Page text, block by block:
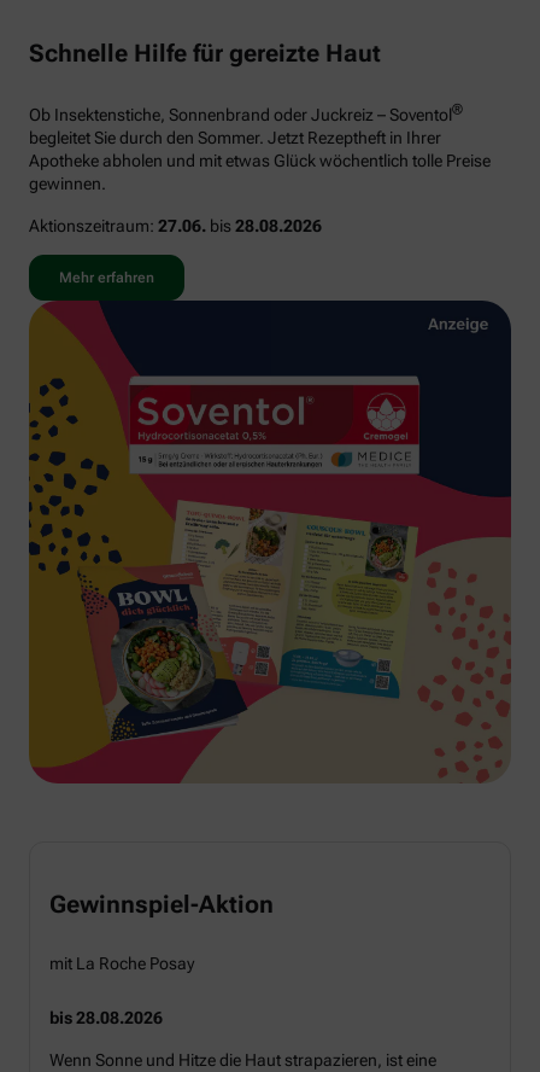
Schnelle Hilfe für gereizte Haut
Ob Insektenstiche, Sonnenbrand oder Juckreiz – Soventol®
begleitet Sie durch den Sommer. Jetzt Rezeptheft in Ihrer
Apotheke abholen und mit etwas Glück wöchentlich tolle Preise
gewinnen.
Aktionszeitraum: 27.06. bis 28.08.2026
Mehr erfahren
Gewinnspiel-Aktion
mit La Roche Posay
bis 28.08.2026
Wenn Sonne und Hitze die Haut strapazieren, ist eine